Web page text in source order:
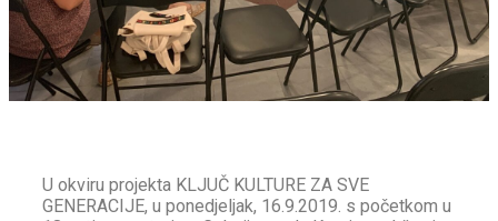
U okviru projekta KLJUČ KULTURE ZA SVE
GENERACIJE, u ponedjeljak, 16.9.2019. s početkom u